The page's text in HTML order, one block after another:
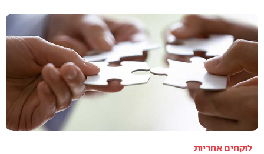
לוקחים אחריות